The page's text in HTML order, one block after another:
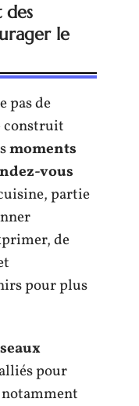
des
le
pas de
construit
moments
vous
partie
de
pour plus
pour
notamment